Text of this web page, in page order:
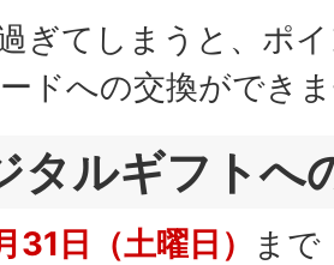
ぎてしまうと、ポ
ドへの交換ができ
タルギフトへ
日（土曜日）
まで